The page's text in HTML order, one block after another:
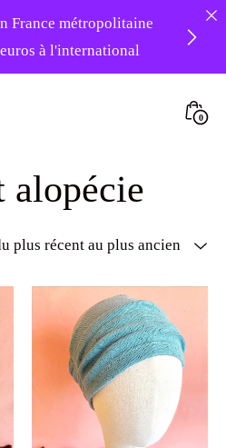
France métropolitaine
à l'international
partir du 31/08 ❤️
0
alopécie